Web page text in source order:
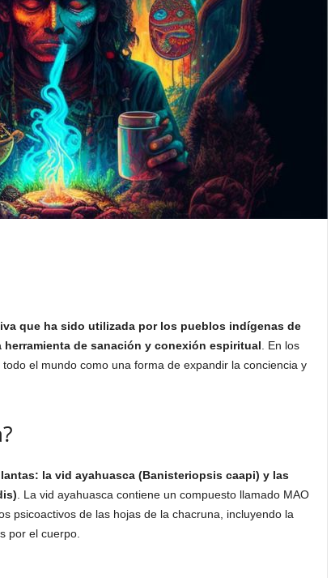
que ha sido utilizada por los pueblos indígenas de
de sanación y conexión espiritual . En los
el mundo como una forma de expandir la conciencia y
la vid ayahuasca (Banisteriopsis caapi) y las
. La vid ayahuasca contiene un compuesto llamado MAO
psicoactivos de las hojas de la chacruna, incluyendo la
por el cuerpo.